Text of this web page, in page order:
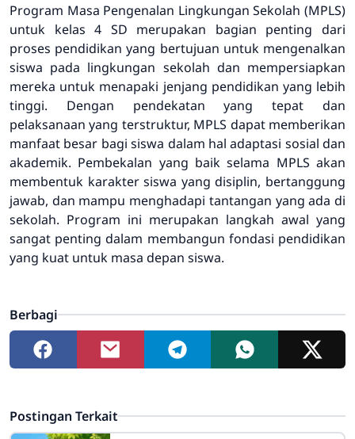
Program Masa Pengenalan Lingkungan Sekolah (MPLS)
untuk kelas 4 SD merupakan bagian penting dari
proses pendidikan yang bertujuan untuk mengenalkan
siswa pada lingkungan sekolah dan mempersiapkan
mereka untuk menapaki jenjang pendidikan yang lebih
tinggi. Dengan pendekatan yang tepat dan
pelaksanaan yang terstruktur, MPLS dapat memberikan
manfaat besar bagi siswa dalam hal adaptasi sosial dan
akademik. Pembekalan yang baik selama MPLS akan
membentuk karakter siswa yang disiplin, bertanggung
jawab, dan mampu menghadapi tantangan yang ada di
sekolah. Program ini merupakan langkah awal yang
sangat penting dalam membangun fondasi pendidikan
yang kuat untuk masa depan siswa.
Berbagi
Postingan Terkait